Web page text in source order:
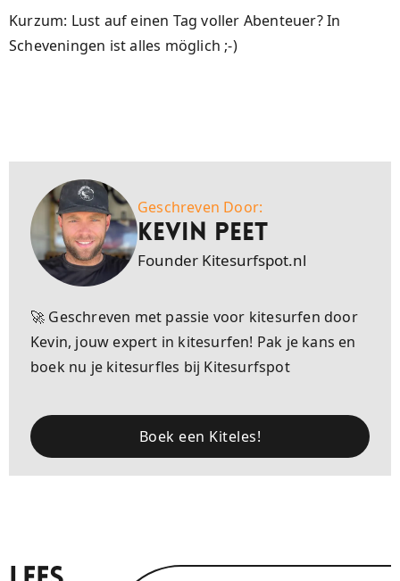
Kurzum: Lust auf einen Tag voller Abenteuer? In
Scheveningen ist alles möglich ;-)
Geschreven Door:
Kevin Peet
Founder Kitesurfspot.nl
🚀 Geschreven met passie voor kitesurfen door
Kevin, jouw expert in kitesurfen! Pak je kans en
boek nu je kitesurfles bij Kitesurfspot
Boek een Kiteles!